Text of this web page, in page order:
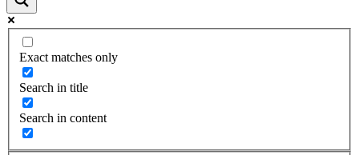
Exact matches only
Search in title
Search in content